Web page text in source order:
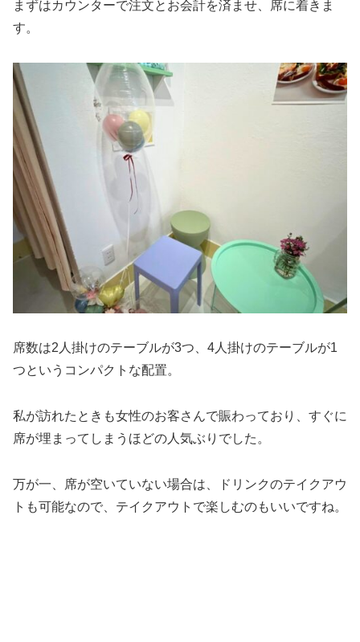
まずはカウンターで注文とお会計を済ませ、席に着きま
す。
席数は2人掛けのテーブルが3つ、4人掛けのテーブルが1
つというコンパクトな配置。
私が訪れたときも女性のお客さんで賑わっており、すぐに
席が埋まってしまうほどの人気ぶりでした。
万が一、席が空いていない場合は、ドリンクのテイクアウ
トも可能なので、テイクアウトで楽しむのもいいですね。